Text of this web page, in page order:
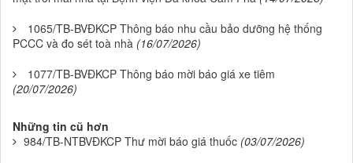
1065/TB-BVĐKCP Thông báo nhu cầu bảo dưỡng hệ thống
PCCC và đo sét toà nhà (16/07/2026)
1077/TB-BVĐKCP Thông báo mời báo giá xe tiêm
(20/07/2026)
Những tin cũ hơn
984/TB-NTBVĐKCP Thư mời báo giá thuốc (03/07/2026)